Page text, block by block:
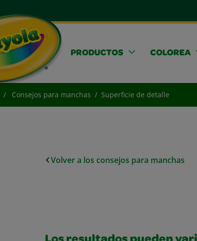
PRODUCTOS COLOREA
Consejos para manchas Superficie de detalle
Volver a los consejos para manchas